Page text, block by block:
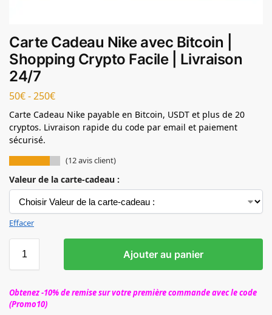
Carte Cadeau Nike avec Bitcoin |
Shopping Crypto Facile | Livraison
24/7
50€-250€
Carte Cadeau Nike payable en Bitcoin, USDT et plus de 20
cryptos. Livraison rapide du code par email et paiement
sécurisé.
(12avis client)
Valeur de la carte-cadeau :
Effacer
Ajouter au panier
Obtenez -10% de remise sur votre première commande avec le code
(Promo10)